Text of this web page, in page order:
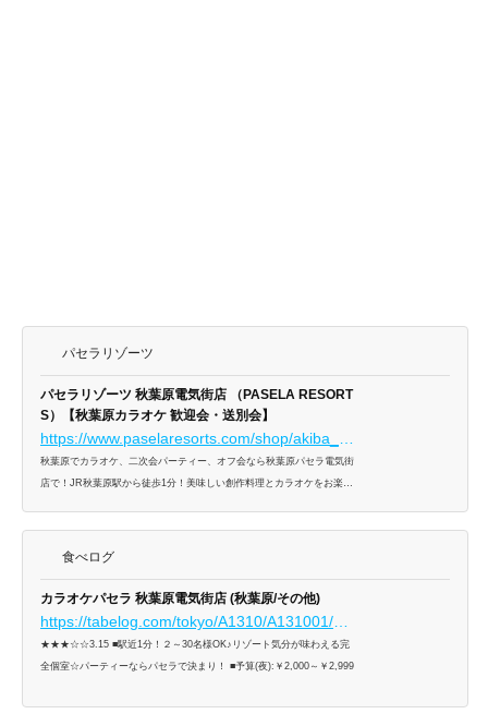
パセラリゾーツ
パセラリゾーツ 秋葉原電気街店 （PASELA RESORT
S）【秋葉原カラオケ 歓迎会・送別会】
秋葉原でカラオケ、二次会パーティー、オフ会なら秋葉原パセラ電気街
店で！JR秋葉原駅から徒歩1分！美味しい創作料理とカラオケをお楽し
食べログ
カラオケパセラ 秋葉原電気街店 (秋葉原/その他)
★★★☆☆3.15 ■駅近1分！２～30名様OK♪リゾート気分が味わえる完
全個室☆パーティーならパセラで決まり！ ■予算(夜):￥2,000～￥2,999